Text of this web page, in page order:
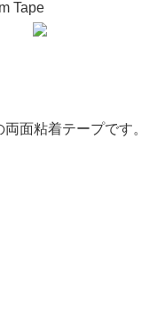
面粘着テープです。